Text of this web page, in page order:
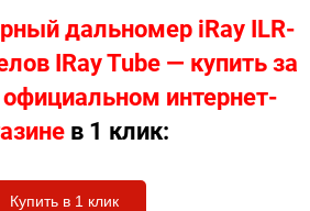
дальномер iRay ILR-
IRay Tube — купить за
интернет-
в 1 клик:
Купить в 1 клик